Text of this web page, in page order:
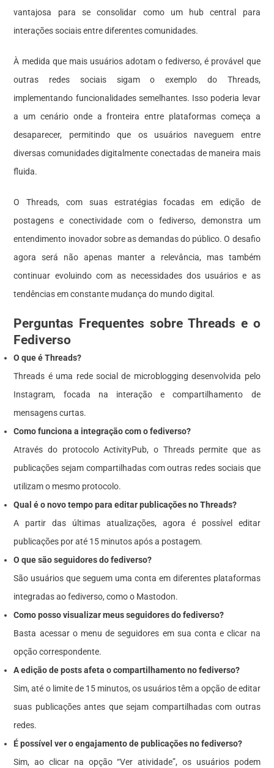
vantajosa para se consolidar como um hub central para
interações sociais entre diferentes comunidades.
À medida que mais usuários adotam o fediverso, é provável que
outras redes sociais sigam o exemplo do Threads,
implementando funcionalidades semelhantes. Isso poderia levar
a um cenário onde a fronteira entre plataformas começa a
desaparecer, permitindo que os usuários naveguem entre
diversas comunidades digitalmente conectadas de maneira mais
fluida.
O Threads, com suas estratégias focadas em edição de
postagens e conectividade com o fediverso, demonstra um
entendimento inovador sobre as demandas do público. O desafio
agora será não apenas manter a relevância, mas também
continuar evoluindo com as necessidades dos usuários e as
tendências em constante mudança do mundo digital.
Perguntas Frequentes sobre Threads e o
Fediverso
O que é Threads?
Threads é uma rede social de microblogging desenvolvida pelo
Instagram, focada na interação e compartilhamento de
mensagens curtas.
Como funciona a integração com o fediverso?
Através do protocolo ActivityPub, o Threads permite que as
publicações sejam compartilhadas com outras redes sociais que
utilizam o mesmo protocolo.
Qual é o novo tempo para editar publicações no Threads?
A partir das últimas atualizações, agora é possível editar
publicações por até 15 minutos após a postagem.
O que sãoseguidoresdo fediverso?
São usuários que seguem uma conta em diferentes plataformas
integradas ao fediverso, como o Mastodon.
Como posso visualizar meusseguidoresdo fediverso?
Basta acessar o menu deseguidores em sua conta e clicar na
opção correspondente.
A edição de posts afeta o compartilhamento no fediverso?
Sim, até o limite de 15 minutos, os usuários têm a opção de editar
suas publicações antes que sejam compartilhadas com outras
redes.
É possível ver o engajamento de publicações no fediverso?
Sim, ao clicar na opção “Ver atividade”, os usuários podem